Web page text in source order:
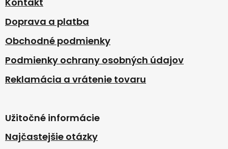
eDoprava a platba
Obchodné podmienky
Podmienky ochrany osobných údajov
Reklamácia a vrátenie tovaru
Užitočné informácie
Najčastejšie otázky